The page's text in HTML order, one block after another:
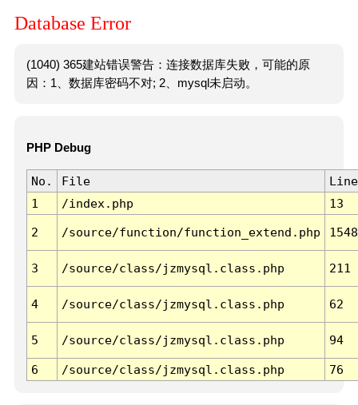
Database Error
(1040) 365建站错误警告：连接数据库失败，可能的原
因：1、数据库密码不对; 2、mysql未启动。
PHP Debug
No. File
Line
1
/index.php 13
2 /source/function/function_extend.php 1548
3 /source/class/jzmysql.class.php 211
4 /source/class/jzmysql.class.php 62
5 /source/class/jzmysql.class.php 94
6 /source/class/jzmysql.class.php 76